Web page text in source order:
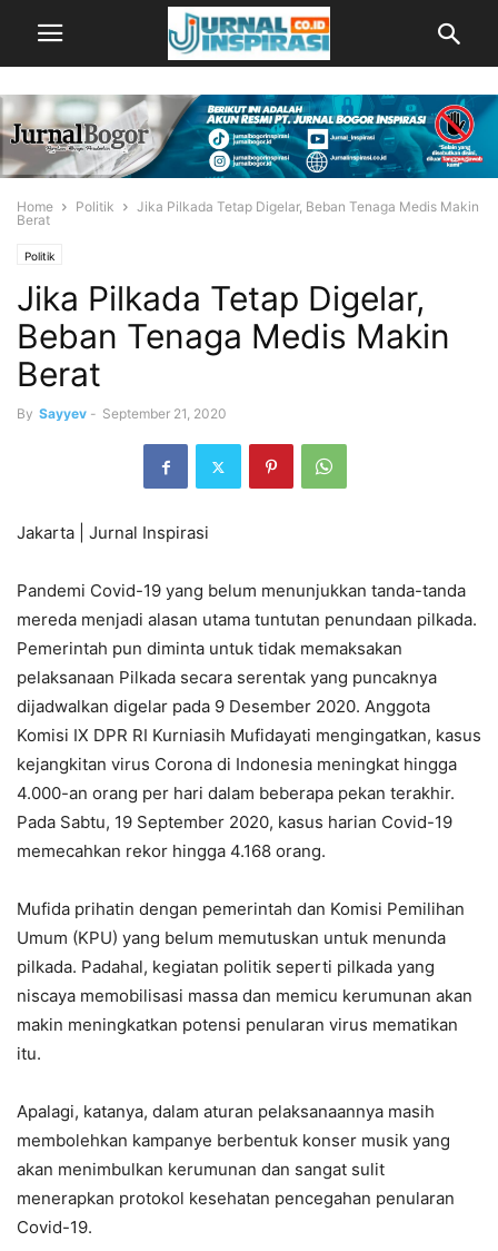
Home Politik
Jika Pilkada Tetap Digelar, Beban Tenaga Medis Makin
Berat
Politik
Jika Pilkada Tetap Digelar,
Beban Tenaga Medis Makin
Berat
By Sayyev - September 21, 2020
Jakarta | Jurnal Inspirasi
Pandemi Covid-19 yang belum menunjukkan tanda-tanda
mereda menjadi alasan utama tuntutan penundaan pilkada.
Pemerintah pun diminta untuk tidak memaksakan
pelaksanaan Pilkada secara serentak yang puncaknya
dijadwalkan digelar pada 9 Desember 2020. Anggota
Komisi IX DPR RI Kurniasih Mufidayati mengingatkan, kasus
kejangkitan virus Corona di Indonesia meningkat hingga
4.000-an orang per hari dalam beberapa pekan terakhir.
Pada Sabtu, 19 September 2020, kasus harian Covid-19
memecahkan rekor hingga 4.168 orang.
Mufida prihatin dengan pemerintah dan Komisi Pemilihan
Umum (KPU) yang belum memutuskan untuk menunda
pilkada. Padahal, kegiatan politik seperti pilkada yang
niscaya memobilisasi massa dan memicu kerumunan akan
makin meningkatkan potensi penularan virus mematikan
itu.
Apalagi, katanya, dalam aturan pelaksanaannya masih
membolehkan kampanye berbentuk konser musik yang
akan menimbulkan kerumunan dan sangat sulit
menerapkan protokol kesehatan pencegahan penularan
Covid-19.